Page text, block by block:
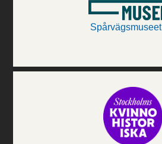
Spårvägsmuseet